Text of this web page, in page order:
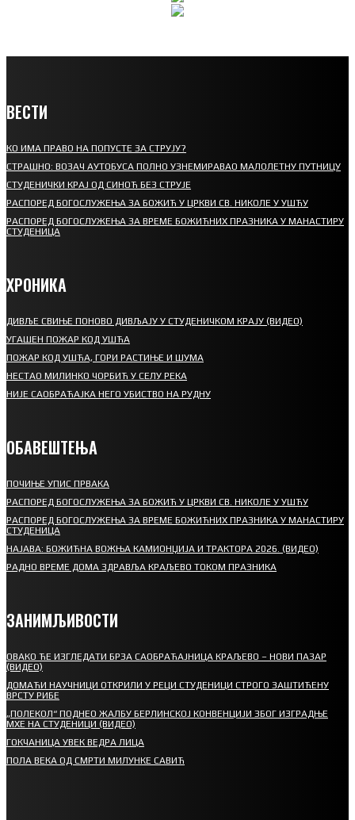
ВЕСТИ
КО ИМА ПРАВО НА ПОПУСТЕ ЗА СТРУЈУ?
СТРАШНО: ВОЗАЧ АУТОБУСА ПОЛНО УЗНЕМИРАВАО МАЛОЛЕТНУ ПУТНИЦУ
СТУДЕНИЧКИ КРАЈ ОД СИНОЋ БЕЗ СТРУЈЕ
РАСПОРЕД БОГОСЛУЖЕЊА ЗА БОЖИЋ У ЦРКВИ СВ. НИКОЛЕ У УШЋУ
РАСПОРЕД БОГОСЛУЖЕЊА ЗА ВРЕМЕ БОЖИЋНИХ ПРАЗНИКА У МАНАСТИРУ
СТУДЕНИЦА
ХРОНИКА
ДИВЉЕ СВИЊЕ ПОНОВО ДИВЉАЈУ У СТУДЕНИЧКОМ КРАЈУ (ВИДЕО)
УГАШЕН ПОЖАР КОД УШЋА
ПОЖАР КОД УШЋА, ГОРИ РАСТИЊЕ И ШУМА
НЕСТАО МИЛИНКО ЧОРБИЋ У СЕЛУ РЕКА
НИЈЕ САОБРАЋАЈКА НЕГО УБИСТВО НА РУДНУ
ОБАВЕШТЕЊА
ПОЧИЊЕ УПИС ПРВАКА
РАСПОРЕД БОГОСЛУЖЕЊА ЗА БОЖИЋ У ЦРКВИ СВ. НИКОЛЕ У УШЋУ
РАСПОРЕД БОГОСЛУЖЕЊА ЗА ВРЕМЕ БОЖИЋНИХ ПРАЗНИКА У МАНАСТИРУ
СТУДЕНИЦА
НАЈАВА: БОЖИЋНА ВОЖЊА КАМИОНЏИЈА И ТРАКТОРА 2026. (ВИДЕО)
РАДНО ВРЕМЕ ДОМА ЗДРАВЉА КРАЉЕВО ТОКОМ ПРАЗНИКА
ЗАНИМЉИВОСТИ
ОВАКО ЋЕ ИЗГЛЕДАТИ БРЗА САОБРАЋАЈНИЦА КРАЉЕВО – НОВИ ПАЗАР
(ВИДЕО)
ДОМАЋИ НАУЧНИЦИ ОТКРИЛИ У РЕЦИ СТУДЕНИЦИ СТРОГО ЗАШТИЋЕНУ
ВРСТУ РИБЕ
„ПОЛЕКОЛ“ ПОДНЕО ЖАЛБУ БЕРЛИНСКОЈ КОНВЕНЦИЈИ ЗБОГ ИЗГРАДЊЕ
МХЕ НА СТУДЕНИЦИ (ВИДЕО)
ГОКЧАНИЦА УВЕК ВЕДРА ЛИЦА
ПОЛА ВЕКА ОД СМРТИ МИЛУНКЕ САВИЋ